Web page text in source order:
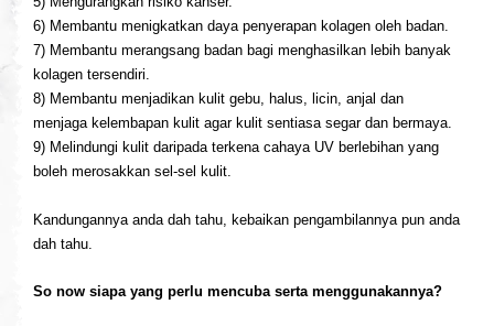
6) Membantu menigkatkan daya penyerapan kolagen oleh badan.
7) Membantu merangsang badan bagi menghasilkan lebih banyak
kolagen tersendiri.
8) Membantu menjadikan kulit gebu, halus, licin, anjal dan
menjaga kelembapan kulit agar kulit sentiasa segar dan bermaya.
9) Melindungi kulit daripada terkena cahaya UV berlebihan yang
boleh merosakkan sel-sel kulit.
Kandungannya anda dah tahu, kebaikan pengambilannya pun anda
dah tahu.
So now siapa yang perlu mencuba serta menggunakannya?